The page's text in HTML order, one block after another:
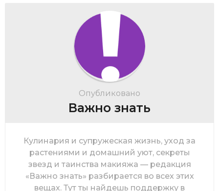
Опубликовано
Важно знать
Кулинария и супружеская жизнь, уход за
растениями и домашний уют, секреты
звезд и таинства макияжа — редакция
«Важно знать» разбирается во всех этих
вещах. Тут ты найдешь поддержку в